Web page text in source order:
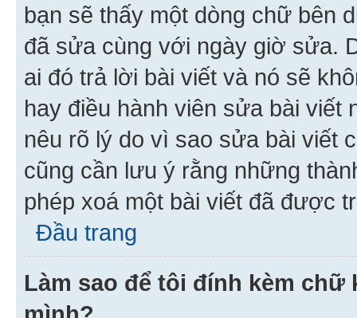
bạn sẽ thấy một dòng chữ bên
đã sửa cùng với ngày giờ sửa.
ai đó trả lời bài viết và nó sẽ
hay điều hành viên sửa bài viết
nêu rõ lý do vì sao sửa bài viết
cũng cần lưu ý rằng những
phép xoá một bài viết đã được
Đầu trang
Làm sao để tôi đính kèm chữ